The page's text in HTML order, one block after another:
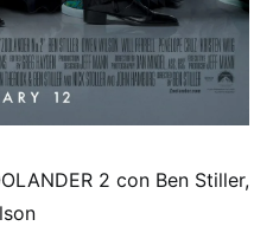
2 con Ben Stiller,